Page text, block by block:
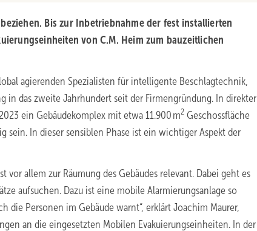
Bis zur Inbetriebnahme der fest installierten
von C.M. Heim zum bauzeitlichen
agierenden Spezialisten für intelligente Beschlagtechnik,
in das zweite Jahrhundert seit der Firmengründung. In direkter
ein Gebäudekomplex mit etwa 11.900 m2 Geschossfläche
In dieser sensiblen Phase ist ein wichtiger Aspekt der
allem zur Räumung des Gebäudes relevant. Dabei geht es
aufsuchen. Dazu ist eine mobile Alarmierungsanlage so
die Personen im Gebäude warnt“, erklärt Joachim Maurer,
an die eingesetzten Mobilen Evakuierungseinheiten. In der